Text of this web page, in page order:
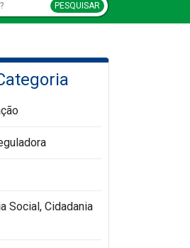
PESQUISAR
Social, Cidadania